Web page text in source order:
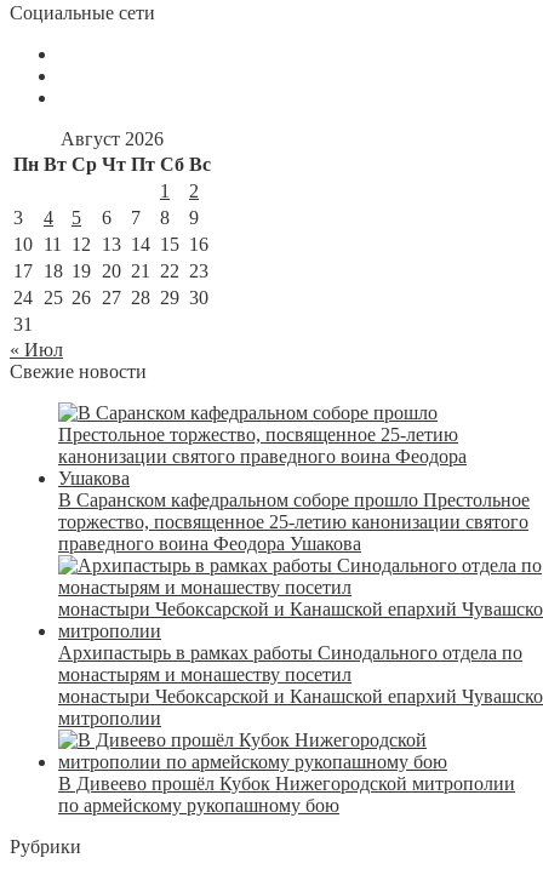
Социальные сети
Август 2026
Пн Вт Ср Чт Пт Сб Вс
1
2
3
4 5 6 7 8
9
10 11 12 13 14 15 16
17 18 19 20 21 22 23
24 25 26 27 28 29 30
31
« Июл
Свежие новости
В Саранском кафедральном соборе прошло Престольное
торжество, посвященное 25-летию канонизации святого
праведного воина Феодора Ушакова
Архипастырь в рамках работы Синодального отдела по
монастырям и монашеству посетил
монастыри Чебоксарской и Канашской епархий
митрополии
В Дивеево прошёл Кубок Нижегородской митрополии
по армейскому рукопашному бою
Рубрики